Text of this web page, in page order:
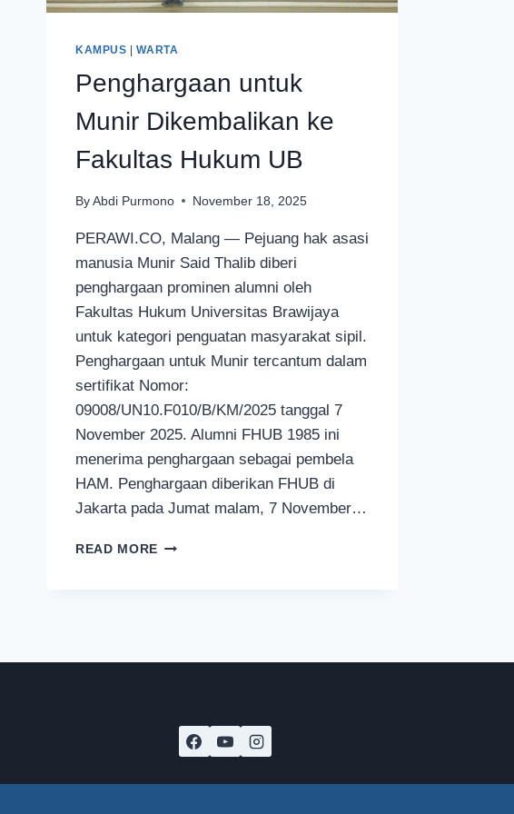
KAMPUS |WARTA
Penghargaan untuk
Munir Dikembalikan ke
Fakultas Hukum UB
By Abdi Purmono November 18, 2025
PERAWI.CO, Malang — Pejuang hak asasi
manusia Munir Said Thalib diberi
penghargaan prominen alumni oleh
Fakultas Hukum Universitas Brawijaya
untuk kategori penguatan masyarakat sipil.
Penghargaan untuk Munir tercantum dalam
sertifikat Nomor:
09008/UN10.F010/B/KM/2025 tanggal 7
November 2025. Alumni FHUB 1985 ini
menerima penghargaan sebagai pembela
HAM. Penghargaan diberikan FHUB di
Jakarta pada Jumat malam, 7 November…
READ MORE PENGHARGAAN